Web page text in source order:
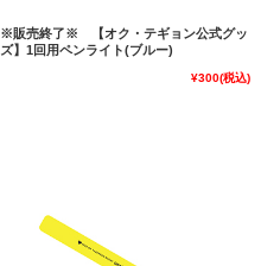
※販売終了※ 【オク・テギョン公式グッ
ズ】1回用ペンライト(ブルー)
¥300(税込)